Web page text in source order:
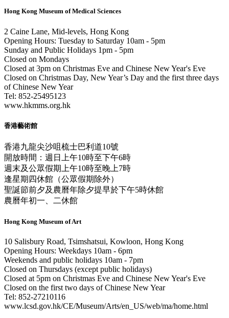
Hong Kong Museum of Medical Sciences
2 Caine Lane, Mid-levels, Hong Kong
Opening Hours: Tuesday to Saturday 10am - 5pm
Sunday and Public Holidays 1pm - 5pm
Closed on Mondays
Closed at 3pm on Christmas Eve and Chinese New Year's Eve
Closed on Christmas Day, New Year’s Day and the first three days
of Chinese New Year
Tel: 852-25495123
www.hkmms.org.hk
香港藝術館
香港九龍尖沙咀梳士巴利道10號
開放時間：週日上午10時至下午6時
週末及公眾假期上午10時至晚上7時
逢星期四休館（公眾假期除外）
聖誕節前夕及農曆年除夕提早於下午5時休館
農曆年初一、二休館
Hong Kong Museum of Art
10 Salisbury Road, Tsimshatsui, Kowloon, Hong Kong
Opening Hours: Weekdays 10am - 6pm
Weekends and public holidays 10am - 7pm
Closed on Thursdays (except public holidays)
Closed at 5pm on Christmas Eve and Chinese New Year's Eve
Closed on the first two days of Chinese New Year
Tel: 852-27210116
www.lcsd.gov.hk/CE/Museum/Arts/en_US/web/ma/home.html